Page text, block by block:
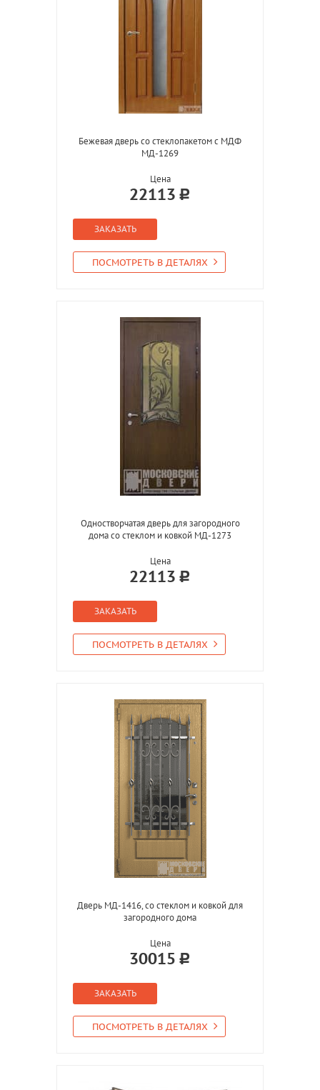
Бежевая дверь со стеклопакетом с МДФ
МД-1269
Цена
22113
ЗАКАЗАТЬ
ПОСМОТРЕТЬ В ДЕТАЛЯХ
Одностворчатая дверь для загородного
дома со стеклом и ковкой МД-1273
Цена
22113
ЗАКАЗАТЬ
ПОСМОТРЕТЬ В ДЕТАЛЯХ
Дверь МД-1416, со стеклом и ковкой для
загородного дома
Цена
30015
ЗАКАЗАТЬ
ПОСМОТРЕТЬ В ДЕТАЛЯХ